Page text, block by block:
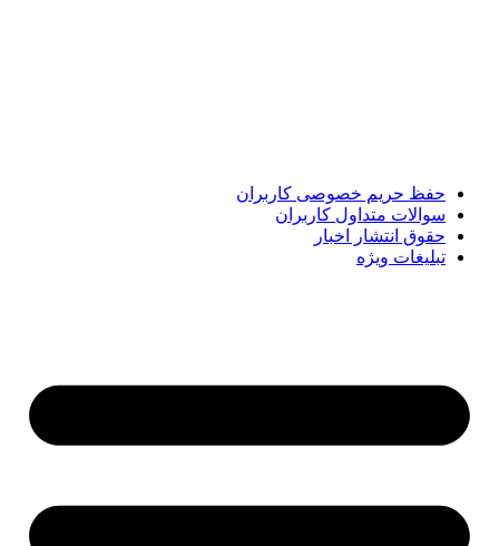
حفظ حریم خصوصی کاربران
سوالات متداول کاربران
حقوق انتشار اخبار
تبلیغات ویژه